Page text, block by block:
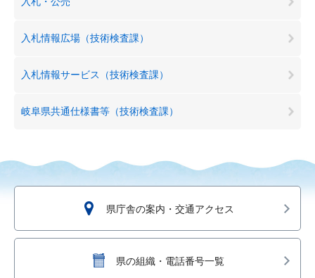
入札情報広場（技術検査課）
入札情報サービス（技術検査課）
岐阜県共通仕様書等（技術検査課）
県庁舎の案内・交通アクセス
県の組織・電話番号一覧